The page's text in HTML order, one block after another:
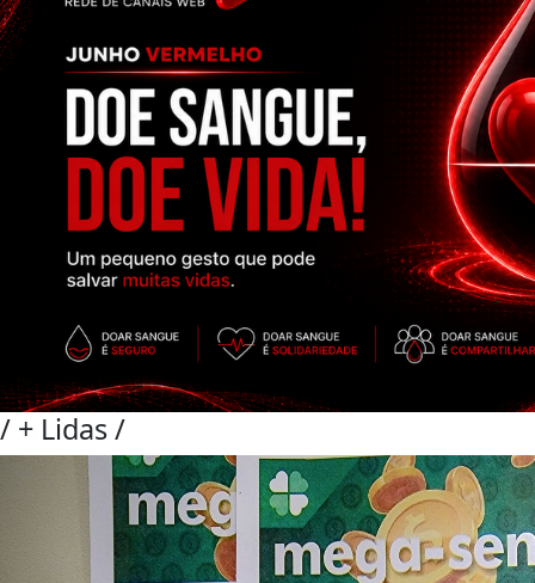
/ + Lidas/